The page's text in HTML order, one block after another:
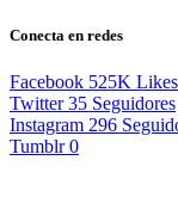
Conecta en redes
Facebook 525K Likes
Twitter 35 Seguidores
Instagram 296
Tumblr 0